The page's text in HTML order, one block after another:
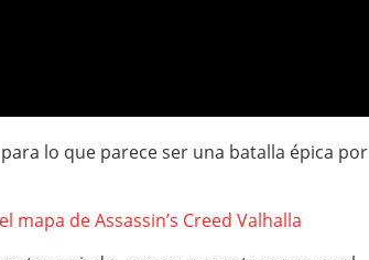
lo que parece ser una batalla épica por
de Assassin’s Creed Valhalla